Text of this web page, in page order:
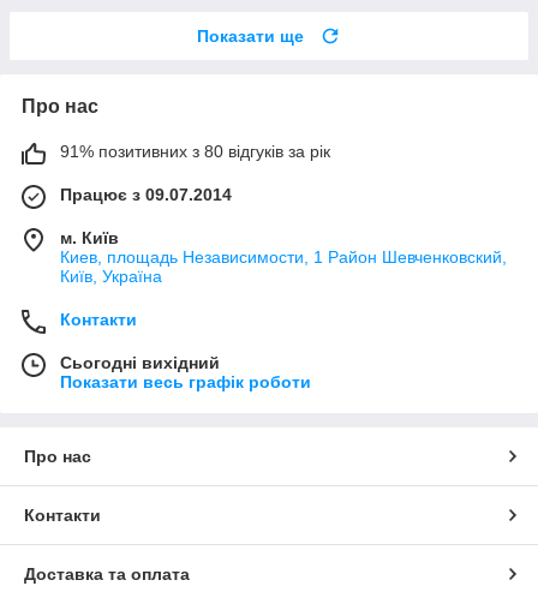
Показати ще
Про нас
91% позитивних з 80 відгуків за рік
Працює з 09.07.2014
м. Київ
Киев, площадь Независимости, 1 Район Шевченковский,
Київ, Україна
Контакти
Сьогодні вихідний
Показати весь графік роботи
Про нас
Контакти
Доставка та оплата